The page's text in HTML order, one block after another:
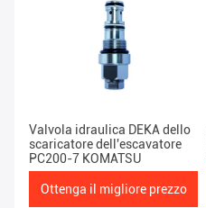
Valvola idraulica DEKA dello
scaricatore dell'escavatore
PC200-7 KOMATSU
Ottenga il migliore prezzo